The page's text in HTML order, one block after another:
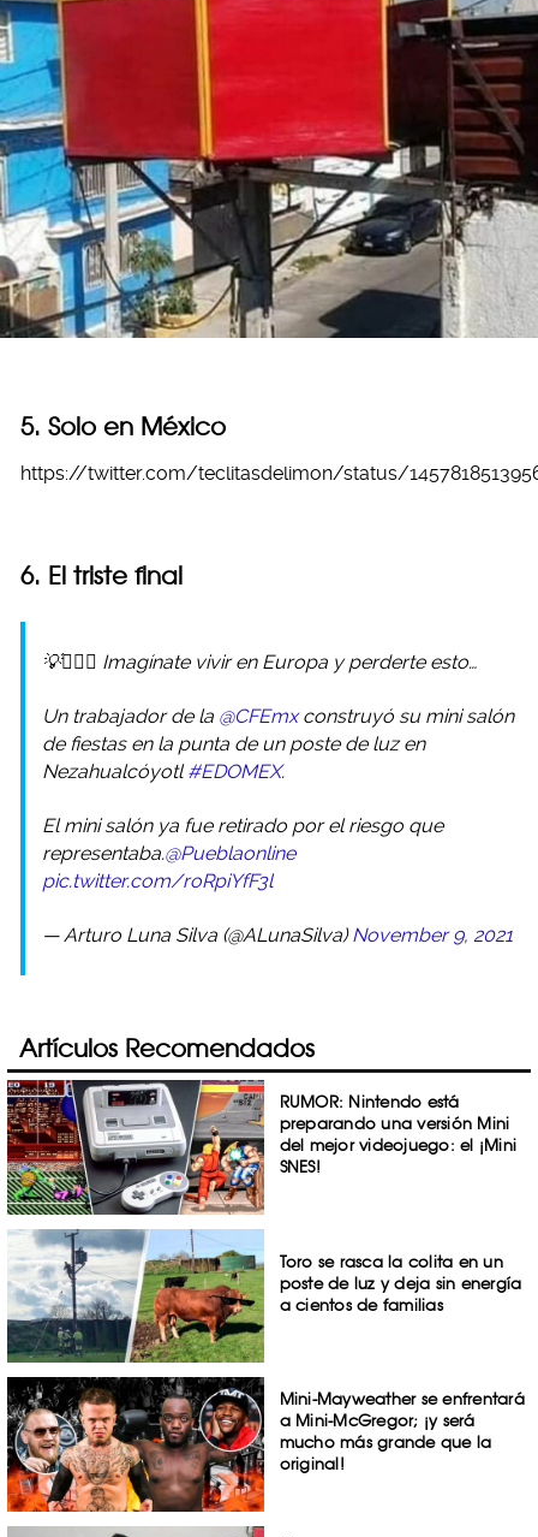
5. Solo en México
https://twitter.com/teclitasdelimon/status/
6. El triste final
💡🤦🏻‍♂️ Imagínate vivir en Europa y perderte esto…
Un trabajador de la @CFEmxconstruyó su mini salón
de fiestas en la punta de un poste de luz en
Nezahualcóyotl#EDOMEX.
El mini salón ya fue retirado por el riesgo que
representaba.@Pueblaonline
pic.twitter.com/roRpiYfF3l
— Arturo Luna Silva (@ALunaSilva)November 9, 2021
Artículos Recomendados
RUMOR: Nintendo está
preparando una versión Mini
del mejor videojuego: el ¡Mini
SNES!
Toro se rasca la colita en un
poste de luz y deja sin energía
a cientos de familias
Mini-Mayweather se enfrentará
a Mini-McGregor; ¡y será
mucho más grande que la
original!